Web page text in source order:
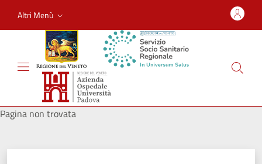
Altri Menù
Pagina non trovata